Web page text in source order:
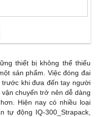
thiết bị không thể thiếu
sản phẩm. Việc đóng đai
khi đưa đến tay người
chuyển trở nên dễ dàng
Hiện nay có nhiều loại
tự động IQ-300_Strapack,